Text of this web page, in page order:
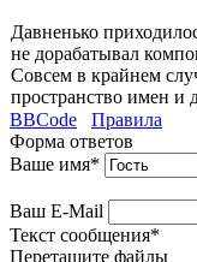
Давненько
не дорабатывал
Совсем в крайнем
пространство имен и
BBCode
Правила
Форма ответов
Ваше имя*
Ваш E-Mail
Текст сообщения*
Перетащите файлы